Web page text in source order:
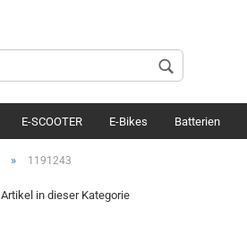
E-SCOOTER E-Bikes Batterien
» 1191243
Artikel in dieser Kategorie